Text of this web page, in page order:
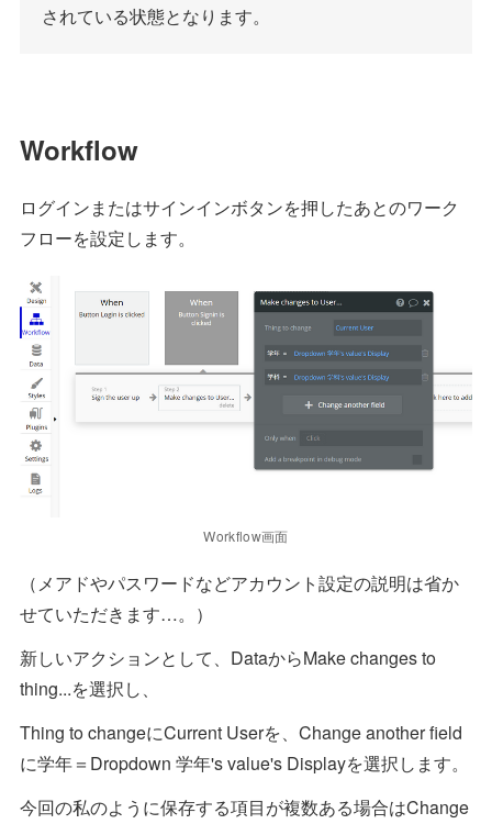
されている状態となります。
Workflow
ログインまたはサインインボタンを押したあとのワーク
フローを設定します。
Workflow画面
（メアドやパスワードなどアカウント設定の説明は省か
せていただきます…。）
新しいアクションとして、DataからMake changes to
thing...を選択し、
Thing to changeにCurrent Userを、Change another field
に学年＝Dropdown 学年's value's Displayを選択します。
今回の私のように保存する項目が複数ある場合はChange